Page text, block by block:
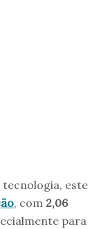
tecnologia, este
, com 2,06
para